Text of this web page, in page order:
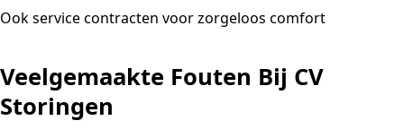
Ook service contracten voor zorgeloos comfort
Veelgemaakte Fouten Bij CV
Storingen